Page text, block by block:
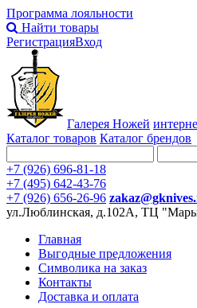
Программа лояльности
Найти товары
РегистрацияВход
Галерея Ножей
Каталог товаров Каталог брендов
+7 (926) 696-81-18
+7 (495) 642-43-76
+7 (926) 656-26-96
ул.Люблинская, д.102А, ТЦ
Главная
Выгодные предложения
Символика на заказ
Контакты
Доставка и оплата